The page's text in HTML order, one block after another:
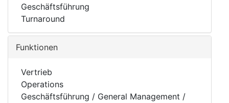
Geschäftsführung
Turnaround
Funktionen
Vertrieb
Operations
Geschäftsführung / General Management /